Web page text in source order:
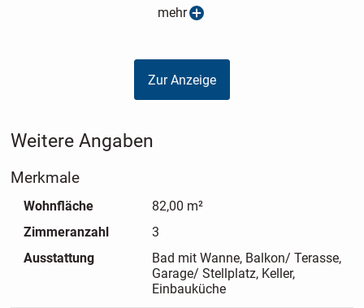
720,- monatlich. Selbstverständlich gehört zur Wohnung ein
Energieausweis ist in Vorbereitung. Weitere Informationen
mehr
Zur Anzeige
Weitere Angaben
Merkmale
Wohnfläche
82,00 m²
Zimmeranzahl
3
Ausstattung
Bad mit Wanne, Balkon/ Terasse,
Garage/ Stellplatz, Keller,
Einbauküche